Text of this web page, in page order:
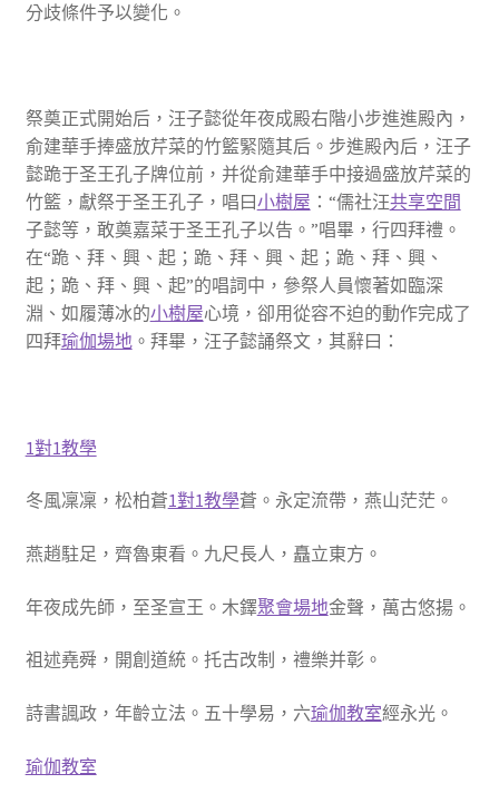
分歧條件予以變化。
祭奠正式開始后，汪子懿從年夜成殿右階小步進進殿內，
俞建華手捧盛放芹菜的竹籃緊隨其后。步進殿內后，汪子
懿跪于圣王孔子牌位前，并從俞建華手中接過盛放芹菜的
竹籃，獻祭于圣王孔子，唱曰小樹屋 ：“儒社汪共享空間
子懿等，敢奠嘉菜于圣王孔子以告。”唱畢，行四拜禮。
在“跪、拜、興、起；跪、拜、興、起；跪、拜、興、
起；跪、拜、興、起”的唱詞中，參祭人員懷著如臨深
淵、如履薄冰的小樹屋心境，卻用從容不迫的動作完成了
四拜瑜伽場地。拜畢，汪子懿誦祭文，其辭曰：
1對1教學
冬風凜凜，松柏蒼1對1教學蒼。永定流帶，燕山茫茫。
燕趙駐足，齊魯東看。九尺長人，矗立東方。
年夜成先師，至圣宣王。木鐸聚會場地金聲，萬古悠揚。
祖述堯舜，開創道統。托古改制，禮樂并彰。
詩書諷政，年齡立法。五十學易，六瑜伽教室經永光。
瑜伽教室